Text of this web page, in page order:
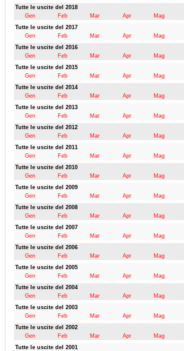
Tutte le uscite del 2018
Gen
Feb Mar Apr Mag
Tutte le uscite del 2017
Gen
Feb Mar Apr Mag
Tutte le uscite del 2016
Gen
Feb Mar Apr Mag
Tutte le uscite del 2015
Gen
Feb Mar Apr Mag
Tutte le uscite del 2014
Gen
Feb Mar Apr Mag
Tutte le uscite del 2013
Gen
Feb Mar Apr Mag
Tutte le uscite del 2012
Gen
Feb Mar Apr Mag
Tutte le uscite del 2011
Gen
Feb Mar Apr Mag
Tutte le uscite del 2010
Gen
Feb Mar Apr Mag
Tutte le uscite del 2009
Gen
Feb Mar Apr Mag
Tutte le uscite del 2008
Gen
Feb Mar Apr Mag
Tutte le uscite del 2007
Gen
Feb Mar Apr Mag
Tutte le uscite del 2006
Gen
Feb Mar Apr Mag
Tutte le uscite del 2005
Gen
Feb Mar Apr Mag
Tutte le uscite del 2004
Gen
Feb Mar Apr Mag
Tutte le uscite del 2003
Gen
Feb Mar Apr Mag
Tutte le uscite del 2002
Gen
Feb Mar Apr Mag
Tutte le uscite del 2001